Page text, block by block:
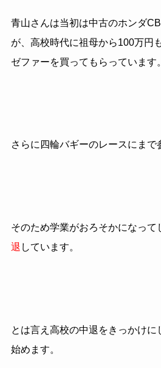
青山さんは当初は中古のホンダ
が、高校時代に祖母から100万円
ゼファーを買ってもらっています。
さらに四輪バギーのレースにまで
そのため学業がおろそかになって
退 しています。
とは言え高校の中退をきっかけに
始めます。